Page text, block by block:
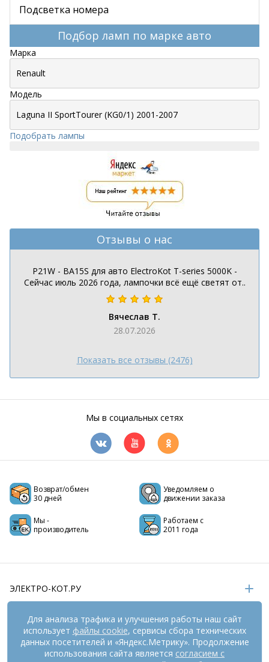
Подсветка номера
Подбор ламп по марке авто
Марка
Модель
Подобрать лампы
Отзывы о нас
P21W - BA15S для авто ElectroKot T-series 5000K -
Сейчас июль 2026 года, лампочки всё ещё светят от..
Вячеслав Т.
28.07.2026
Показать все отзывы (2476)
Мы в социальных сетях
Возврат/обмен
30 дней
Уведомляем о
движении заказа
Мы -
производитель
Работаем с
2011 года
ЭЛЕКТРО-КОТ.РУ
ИНФОРМАЦИЯ
РЕКВИЗИТЫ
Для анализа трафика и улучшения работы наш сайт
использует файлы cookie, сервисы сбора технических
данных посетителей и «Яндекс.Метрику». Продолжение
использования сайта является согласием с